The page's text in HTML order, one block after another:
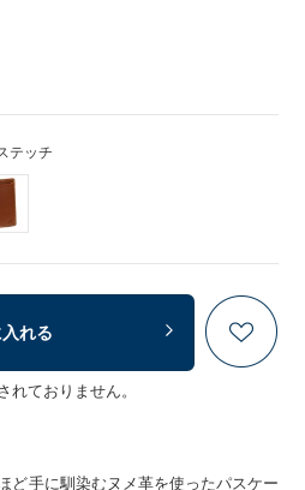
テッチ
れる
ておりません。
ど手に馴染むヌメ革を使ったパスケー